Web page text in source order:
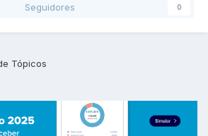
Seguidores 0
Tópicos